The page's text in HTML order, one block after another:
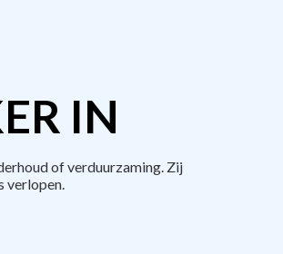
IN
of verduurzaming. Zij
verlopen.